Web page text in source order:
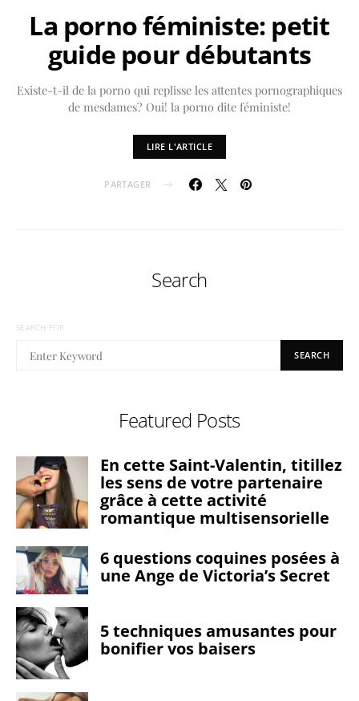
La porno féministe: petit
guide pour débutants
Existe-t-il de la porno qui replisse les attentes pornographiques
de mesdames? Oui! la porno dite féministe!
LIRE L'ARTICLE
PARTAGER
Search
SEARCH FOR:
SEARCH
Featured Posts
En cette Saint-Valentin, titillez
les sens de votre partenaire
grâce à cette activité
romantique multisensorielle
6 questions coquines posées à
une Ange de Victoria’s Secret
5 techniques amusantes pour
bonifier vos baisers